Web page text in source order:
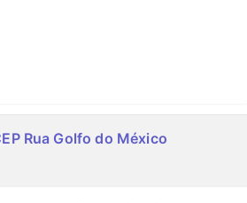
Rua Golfo do México